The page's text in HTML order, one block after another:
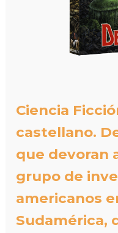
Ciencia
castellano.
que devoran
grupo de
americanos
Sudamérica,